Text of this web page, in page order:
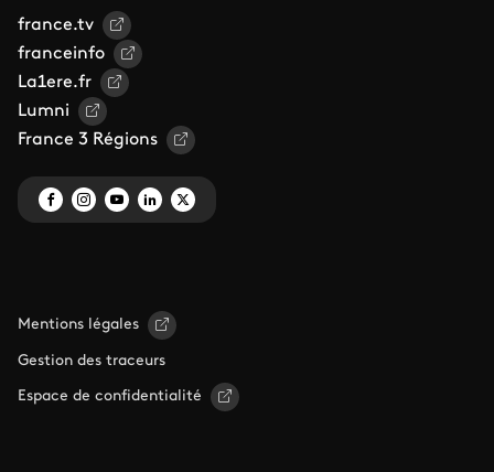
france.tv
franceinfo
La1ere.fr
Lumni
France 3 Régions
Mentions légales
Gestion des traceurs
Espace de confidentialité